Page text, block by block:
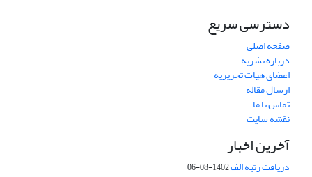
دسترسی سریع
صفحه اصلی
درباره نشریه
اعضای هیات تحریریه
ارسال مقاله
تماس با ما
نقشه سایت
آخرین اخبار
دریافت رتبه الف1402-08-06